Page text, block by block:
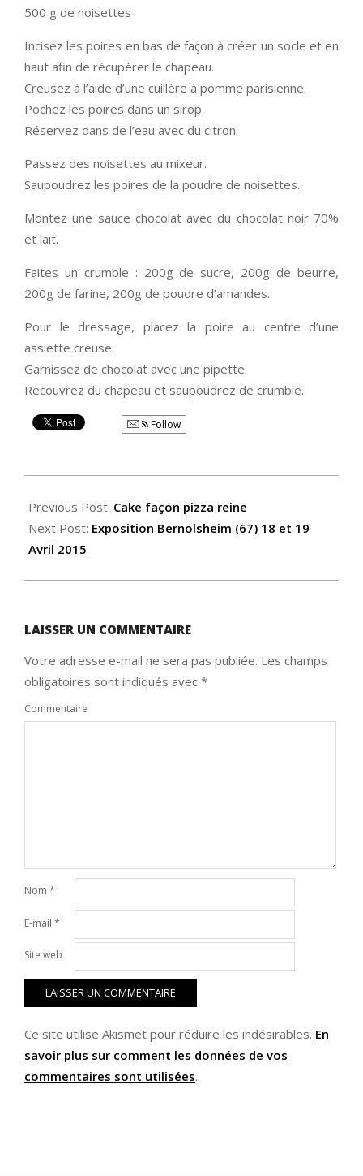
500 g de noisettes
Incisez les poires en bas de façon à créer un socle et en
haut afin de récupérer le chapeau.
Creusez à l’aide d’une cuillère à pomme parisienne.
Pochez les poires dans un sirop.
Réservez dans de l’eau avec du citron.
Passez des noisettes au mixeur.
Saupoudrez les poires de la poudre de noisettes.
Montez une sauce chocolat avec du chocolat noir 70%
et lait.
Faites un crumble : 200g de sucre, 200g de beurre,
200g de farine, 200g de poudre d’amandes.
Pour le dressage, placez la poire au centre d’une
assiette creuse.
Garnissez de chocolat avec une pipette.
Recouvrez du chapeau et saupoudrez de crumble.
Follow
03-
24
Previous Post: Cake façon pizza reine
Next Post: Exposition Bernolsheim (67) 18 et 19
Avril 2015
LAISSER UN COMMENTAIRE
Votre adresse e-mail ne sera pas publiée. Les champs
obligatoires sont indiqués avec *
Commentaire
Nom *
E-mail *
Site web
Ce site utilise Akismet pour réduire les indésirables. En
savoir plus sur comment les données de vos
commentaires sont utilisées.